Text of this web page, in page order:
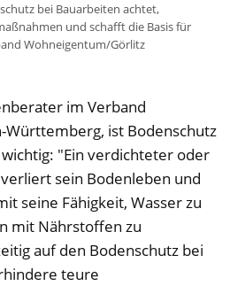
bei Bauarbeiten achtet,
und schafft die Basis für
Wohneigentum/Görlitz
im Verband
ist Bodenschutz
"Ein verdichteter oder
sein Bodenleben und
seine Fähigkeit, Wasser zu
mit Nährstoffen zu
auf den Bodenschutz bei
teure